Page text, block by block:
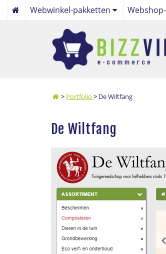
Webwinkel-pakketten
Focus webwinkelpakket
Maatwerk webwinkelpakket
> Portfolio > De Wiltfang
De Wiltfang